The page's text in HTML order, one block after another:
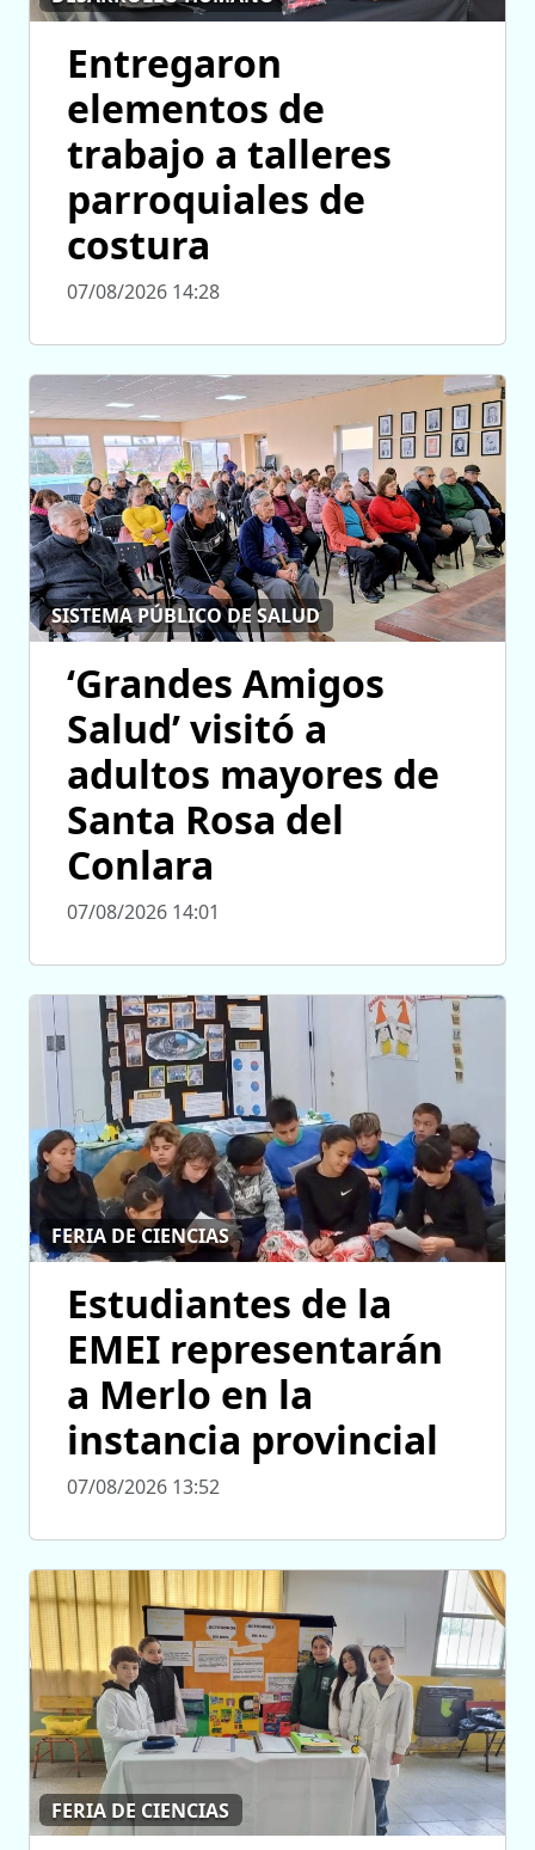
Entregaron
elementos de
trabajo a talleres
parroquiales de
costura
07/08/2026 14:28
SISTEMA PÚBLICO DE SALUD
‘Grandes Amigos
Salud’ visitó a
adultos mayores de
Santa Rosa del
Conlara
07/08/2026 14:01
FERIA DE CIENCIAS
Estudiantes de la
EMEI representarán
a Merlo en la
instancia provincial
07/08/2026 13:52
FERIA DE CIENCIAS